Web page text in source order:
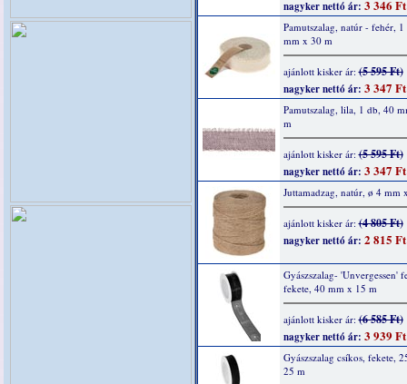
nagyker nettó ár: 3 346 Ft
Pamutszalag, natúr - fehér,
mm x 30 m
ajánlott kisker ár:(5 595 Ft)
nagyker nettó ár: 3 347 Ft
Pamutszalag, lila, 1 db, 40
m
ajánlott kisker ár:(5 595 Ft)
nagyker nettó ár: 3 347 Ft
Juttamadzag, natúr, ø 4 mm
ajánlott kisker ár:(4 805 Ft)
nagyker nettó ár: 2 815 Ft
Gyászszalag- 'Unvergessen'
fekete, 40 mm x 15 m
ajánlott kisker ár:(6 585 Ft)
nagyker nettó ár: 3 939 Ft
Gyászszalag csíkos, fekete,
25 m